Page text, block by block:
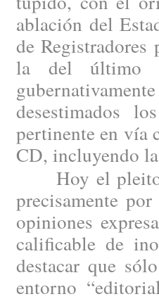
ablación del
de
la del último
desestimados
pertinente en vía
CD, incluyendo
Hoy el pleito
precisamente
opiniones
calificable de
destacar que
entorno